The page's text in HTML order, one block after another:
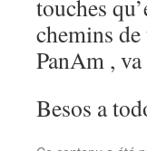
touches
chemins
PanAm ,
Besos a